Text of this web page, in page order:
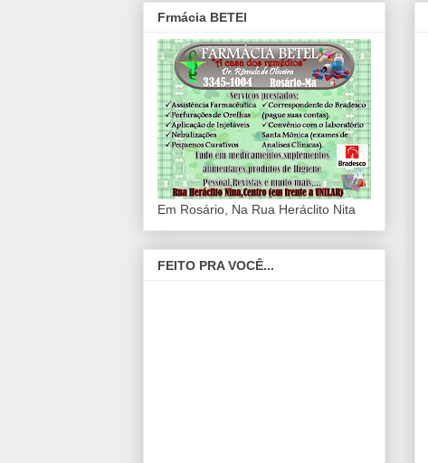
Frmácia BETEl
Em Rosário, Na Rua Heráclito Nita
FEITO PRA VOCÊ...